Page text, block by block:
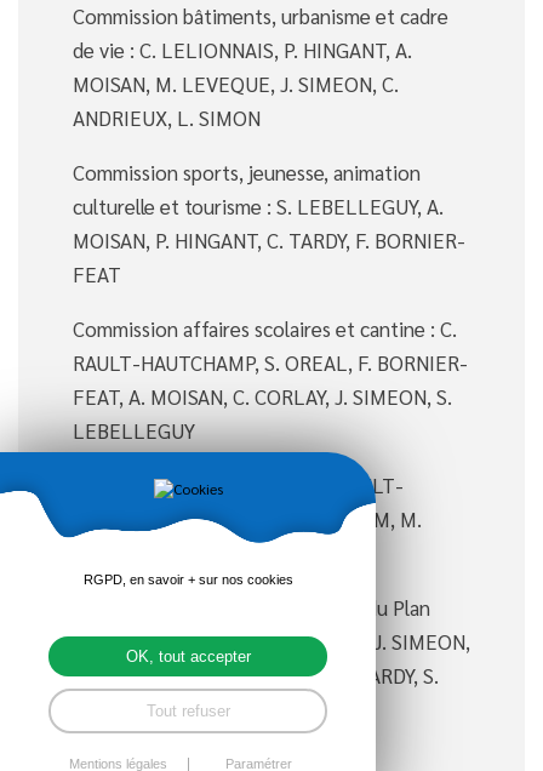
Commission bâtiments, urbanisme et cadre
de vie : C. LELIONNAIS, P. HINGANT, A.
MOISAN, M. LEVEQUE, J. SIMEON, C.
ANDRIEUX, L. SIMON
Commission sports, jeunesse, animation
culturelle et tourisme : S. LEBELLEGUY, A.
MOISAN, P. HINGANT, C. TARDY, F. BORNIER-
FEAT
Commission affaires scolaires et cantine : C.
RAULT-HAUTCHAMP, S. OREAL, F. BORNIER-
FEAT, A. MOISAN, C. CORLAY, J. SIMEON, S.
LEBELLEGUY
Commission Voix des Boix : C. RAULT-
HAUTCHAMP, C. CORLAY, C. LE CAM, M.
Groupe de travail pour la révision du Plan
Local d'Urbanisme : C. ANDRIEUX, J. SIMEON,
S. LEBELLEGUY, P. HINGANT, C. TARDY, S.
OREAL, A. MOISAN
RGPD, en savoir + sur nos cookies
OK, tout accepter
Tout refuser
Mentions légales Paramétrer